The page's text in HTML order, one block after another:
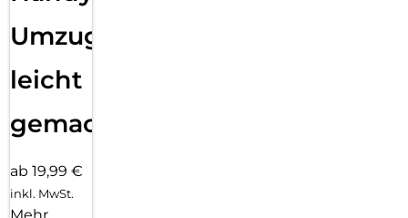
Umzug
leicht
gemacht!
ab 19,99 €
inkl. MwSt.